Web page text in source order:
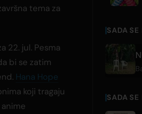
tema za
22. jul. Pesma
bi se zatim
Hana Hope
koji tragaju
SADA
SADA